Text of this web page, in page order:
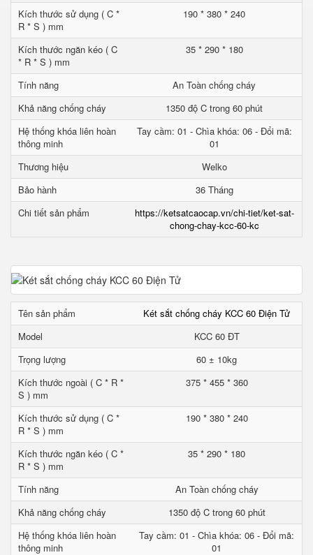
Kích thước sử dụng ( C *
R * S ) mm
190 * 380 * 240
Kích thước ngăn kéo ( C
* R * S ) mm
35 * 290 * 180
Tính năng
An Toàn chống cháy
Khả năng chống cháy
1350 độ C trong 60 phút
Hệ thống khóa liên hoàn
thông minh
Tay cầm: 01 - Chìa khóa: 06 - Đổi mã:
01
Thương hiệu
Welko
Bảo hành
36 Tháng
Chi tiết sản phẩm
https://ketsatcaocap.vn/chi-tiet/ket-sat-
chong-chay-kcc-60-kc
Tên sản phẩm
Két sắt chống cháy KCC 60 Điện Tử
Model
KCC 60 ĐT
Trọng lượng
60 ± 10kg
Kích thước ngoài ( C * R *
S ) mm
375 * 455 * 360
Kích thước sử dụng ( C *
R * S ) mm
190 * 380 * 240
Kích thước ngăn kéo ( C *
R * S ) mm
35 * 290 * 180
Tính năng
An Toàn chống cháy
Khả năng chống cháy
1350 độ C trong 60 phút
Hệ thống khóa liên hoàn
thông minh
Tay cầm: 01 - Chìa khóa: 06 - Đổi mã:
01